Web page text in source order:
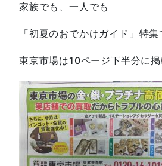
家族でも、一人でも
「初夏のおでかけガイド」特集
東京市場は10ページ下半分に掲